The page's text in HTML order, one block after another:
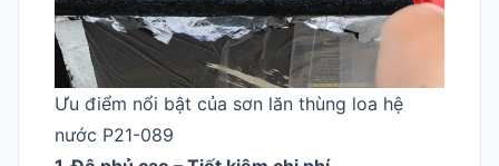
Ưu điểm nổi bật của sơn lăn thùng loa hệ
nước P21-089